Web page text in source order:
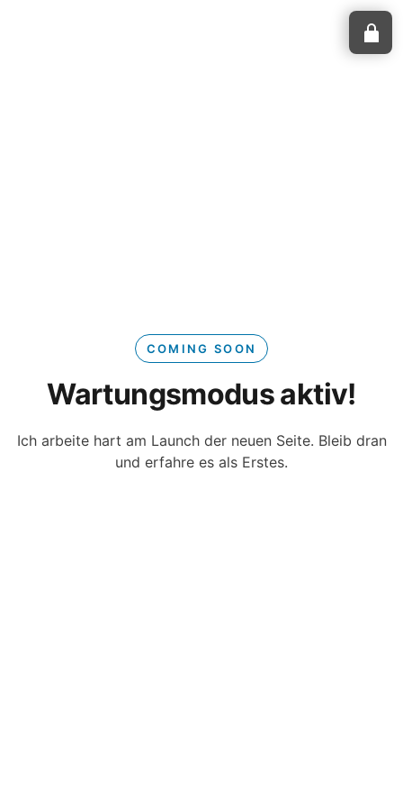
COMING SOON
Wartungsmodus aktiv!
Ich arbeite hart am Launch der neuen Seite. Bleib dran
und erfahre es als Erstes.